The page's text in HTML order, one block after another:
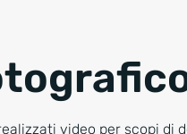
video per scopi di